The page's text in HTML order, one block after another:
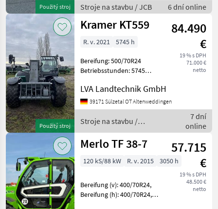
Použitý stroj
24.05.201
Stroje na stavbu / JCB 6 dní online
Použitý stroj
Kramer KT559
84.490
€
19 % s DPH
71.000 €
netto
R. v. 2021 5745 h
Bereifung: 500/70R24
Betriebsstunden: 5745
Hubhöhe: 9 Hubkraft: 5.5
Klimaanlage: Klimaanlage
Lenkung: 4 rad
Betriebsstunden: 5745
LVA Landtechnik GmbH
39171 Sülzetal OT Altenweddingen
Stroje na stavbu /
Kramer
7 dní
online
Merlo TF 38-7
57.715
€
19 % s DPH
48.500 €
netto
120 kS/88 kW R. v. 2015 3050 h
Bereifung (v): 400/70R24,
Bereifung (h): 400/70R24,